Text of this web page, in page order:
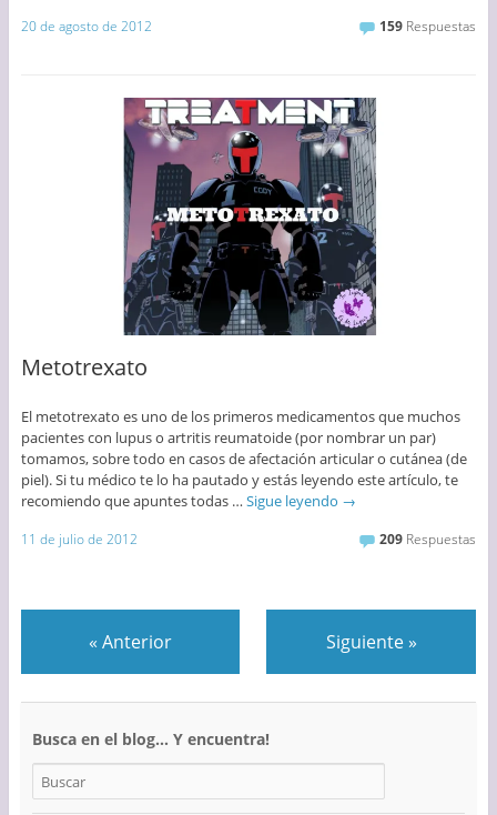
20 de agosto de 2012 159 Respuestas
Metotrexato
El metotrexato es uno de los primeros medicamentos que muchos
pacientes con lupus o artritis reumatoide (por nombrar un par)
tomamos, sobre todo en casos de afectación articular o cutánea (de
piel). Si tu médico te lo ha pautado y estás leyendo este artículo, te
recomiendo que apuntes todas … Sigue leyendo →
11 de julio de 2012 209 Respuestas
« Anterior Siguiente»
Busca en el blog… Y encuentra!